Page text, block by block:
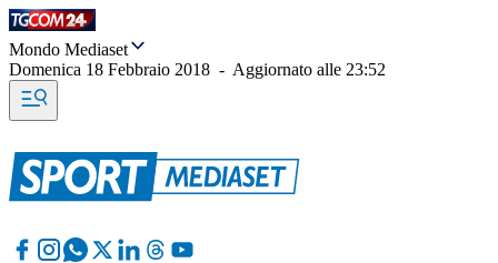
Mondo Mediaset
Domenica 18 Febbraio 2018 - Aggiornato alle 23:52